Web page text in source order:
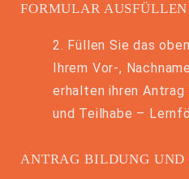
FORMULAR AUSFÜLLEN
2. Füllen Sie das
Ihrem Vor-,
erhalten ihren
und Teilhabe –
ANTRAG BILDUNG